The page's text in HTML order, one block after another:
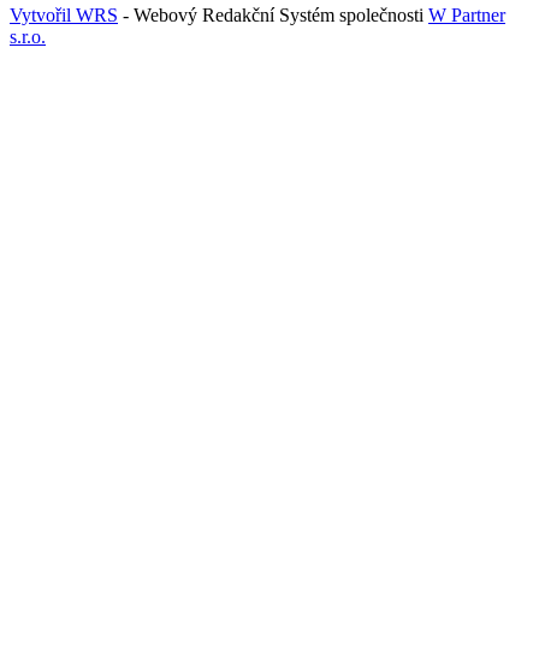
Vytvořil WRS - Webový Redakční Systém společnosti W Partner
s.r.o.